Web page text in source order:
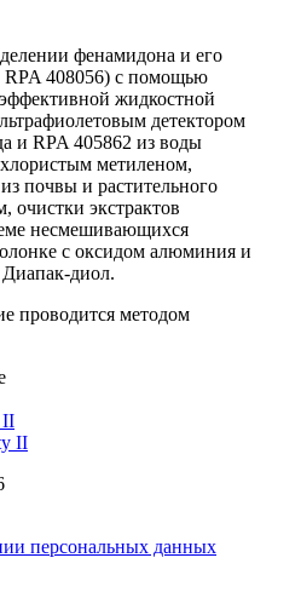
фенамидона и его
RPA 408056) с помощью
жидкостной
детектором
и RPA 405862 из воды
метиленом,
почвы и растительного
очистки экстрактов
несмешивающихся
с оксидом алюминия и
диол.
проводится методом
II
II
персональных данных